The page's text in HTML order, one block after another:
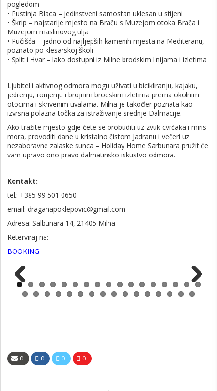
pogledom
• Pustinja Blaca – jedinstveni samostan uklesan u stijeni
• Škrip – najstarije mjesto na Braču s Muzejom otoka Brača i
Muzejom maslinovog ulja
• Pučišća – jedno od najljepših kamenih mjesta na Mediteranu,
poznato po klesarskoj školi
• Split i Hvar – lako dostupni iz Milne brodskim linijama i izletima
Ljubitelji aktivnog odmora mogu uživati u bicikliranju, kajaku,
jedrenju, ronjenju i brojnim brodskim izletima prema okolnim
otocima i skrivenim uvalama. Milna je također poznata kao
izvrsna polazna točka za istraživanje srednje Dalmacije.
Ako tražite mjesto gdje ćete se probuditi uz zvuk cvrčaka i miris
mora, provoditi dane u kristalno čistom Jadranu i večeri uz
nezaboravne zalaske sunca – Holiday Home Sarbunara pružit će
vam upravo ono pravo dalmatinsko iskustvo odmora.
Kontakt:
tel.: +385 99 501 0650
email: draganapoklepovic@gmail.com
Adresa: Salbunara 14, 21405 Milna
Reterviraj na:
BOOKING
Previous Next
0 0 0 0